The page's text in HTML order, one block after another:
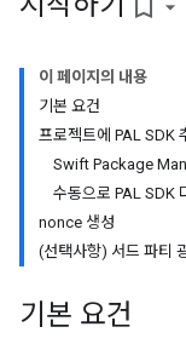
bookmark_border
이 페이지의 내용
기본 요건
프로젝트에 PAL SDK
Swift Package
수동으로 PAL SDK
nonce 생성
(선택사항) 서드 파티
기본 요건